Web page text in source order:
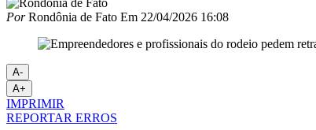
PorRondônia de Fato Em 22/04/2026 16:08
A-
A+
IMPRIMIR
REPORTAR ERROS